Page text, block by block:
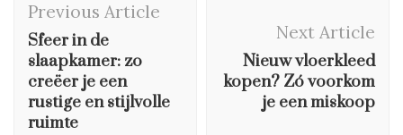
Navigation
Previous Article
Sfeer in de
slaapkamer: zo
creëer je een
rustige en stijlvolle
ruimte
Next Article
Nieuw vloerkleed
kopen? Zó voorkom
je een miskoop